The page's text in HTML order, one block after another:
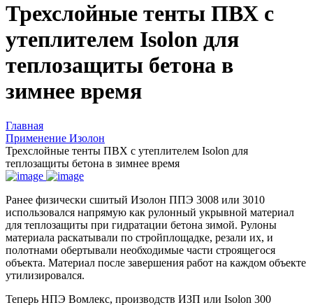
Трехслойные тенты ПВХ с
утеплителем Isolon для
теплозащиты бетона в
зимнее время
Главная
Применение Изолон
Трехслойные тенты ПВХ с утеплителем Isolon для
теплозащиты бетона в зимнее время
Ранее физически сшитый Изолон ППЭ 3008 или 3010
использовался напрямую как рулонный укрывной материал
для теплозащиты при гидратации бетона зимой. Рулоны
материала раскатывали по стройплощадке, резали их, и
полотнами обертывали необходимые части строящегося
объекта. Материал после завершения работ на каждом объекте
утилизировался.
Теперь НПЭ Вомлекс, производств ИЗП или Isolon 300